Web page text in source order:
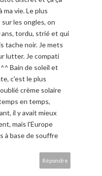
ma vie. Le plus
les ongles, on
tordu, strié et qui
tache noir. Je mets
lutter. Je compati
Bain de soleil et
c'est le plus
crème solaire
en temps,
il y avait mieux
mais l'Europe
à base de souffre
Répondre